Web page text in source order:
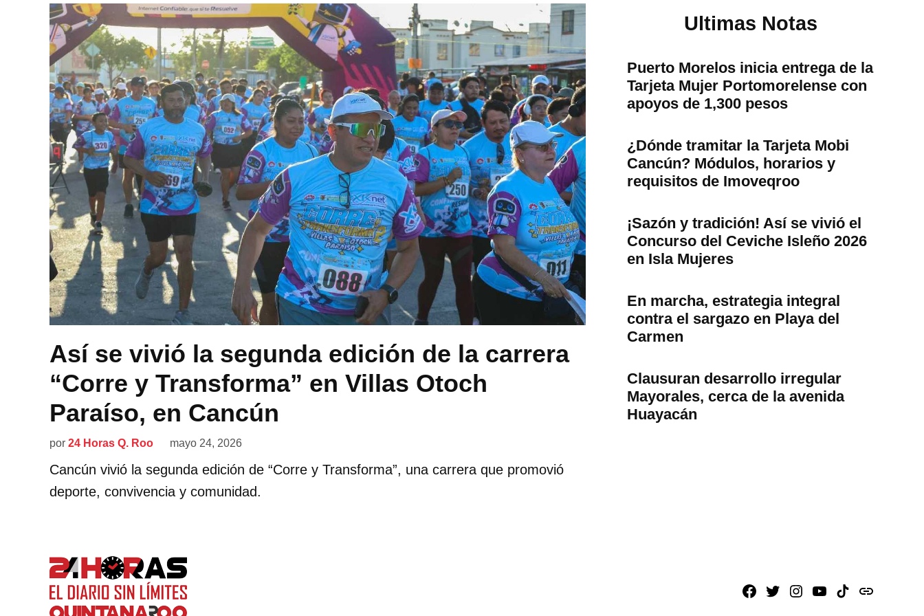
Así se vivió la segunda edición de la carrera
“Corre y Transforma” en Villas Otoch
Paraíso, en Cancún
por 24 Horas Q. Roo mayo 24, 2026
Cancún vivió la segunda edición de “Corre y Transforma”, una carrera que promovió
deporte, convivencia y comunidad.
Ultimas Notas
Puerto Morelos inicia entrega de la
Tarjeta Mujer Portomorelense con
apoyos de 1,300 pesos
¿Dónde tramitar la Tarjeta Mobi
Cancún? Módulos, horarios y
requisitos de Imoveqroo
¡Sazón y tradición! Así se vivió el
Concurso del Ceviche Isleño 2026
en Isla Mujeres
En marcha, estrategia integral
contra el sargazo en Playa del
Carmen
Clausuran desarrollo irregular
Mayorales, cerca de la avenida
Huayacán
Facebook
X Instagram
Youtube
TikTok
issuu